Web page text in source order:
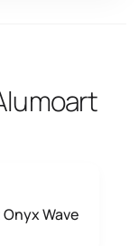
Wave